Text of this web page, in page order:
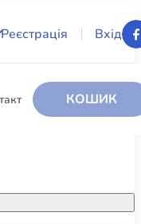
Реєстрація Вхід
КОШИК